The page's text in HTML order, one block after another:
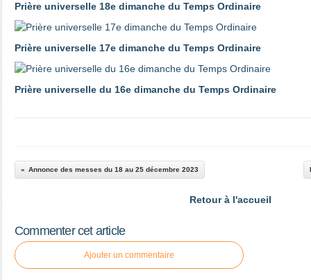
Prière universelle 18e dimanche du Temps Ordinaire
Prière universelle 17e dimanche du Temps Ordinaire
Prière universelle du 16e dimanche du Temps Ordinaire
Annonce des messes du 18 au 25 décembre 2023
Retour à l'accueil
Commenter cet article
Ajouter un commentaire